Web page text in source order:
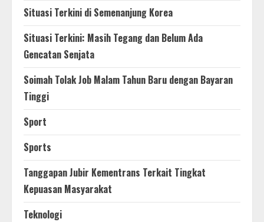
Situasi Terkini di Semenanjung Korea
Situasi Terkini: Masih Tegang dan Belum Ada
Gencatan Senjata
Soimah Tolak Job Malam Tahun Baru dengan Bayaran
Tinggi
Sport
Sports
Tanggapan Jubir Kementrans Terkait Tingkat
Kepuasan Masyarakat
Teknologi